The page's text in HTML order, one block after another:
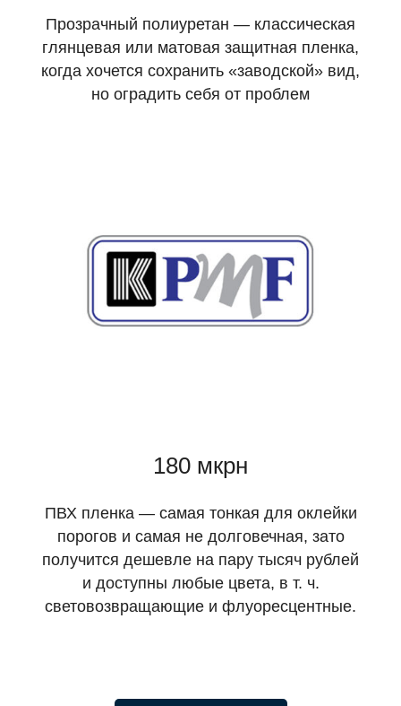
Прозрачный полиуретан — классическая
глянцевая или матовая защитная пленка,
когда хочется сохранить «заводской» вид,
но оградить себя от проблем
180 мкрн
ПВХ пленка — самая тонкая для оклейки
порогов и самая не долговечная, зато
получится дешевле на пару тысяч рублей
и доступны любые цвета, в т. ч.
световозвращающие и флуоресцентные.